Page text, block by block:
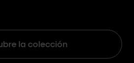
la colección